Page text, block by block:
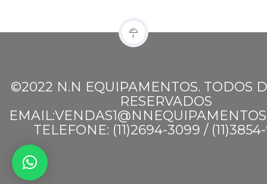
©2022 N.N EQUIPAMENTOS. TODOS
RESERVADOS
TELEFONE: (11)2694-3099 /